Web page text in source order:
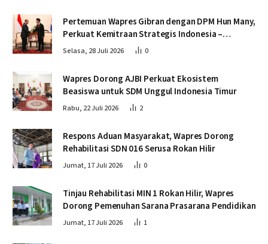
Pertemuan Wapres Gibran dengan DPM Hun Many,
Perkuat Kemitraan Strategis Indonesia –
Kamboja
Selasa, 28 Juli 2026 0
Wapres Dorong AJBI Perkuat Ekosistem
Beasiswa untuk SDM Unggul Indonesia Timur
Rabu, 22 Juli 2026 2
Respons Aduan Masyarakat, Wapres Dorong
Rehabilitasi SDN 016 Serusa Rokan Hilir
Jumat, 17 Juli 2026 0
Tinjau Rehabilitasi MIN 1 Rokan Hilir, Wapres
Dorong Pemenuhan Sarana Prasarana Pendidikan
Jumat, 17 Juli 2026 1